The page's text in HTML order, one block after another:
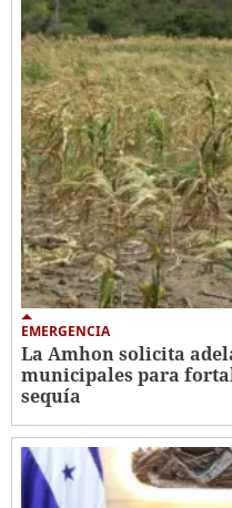
EMERGENCIA
La Amhon solicita
municipales para
sequía